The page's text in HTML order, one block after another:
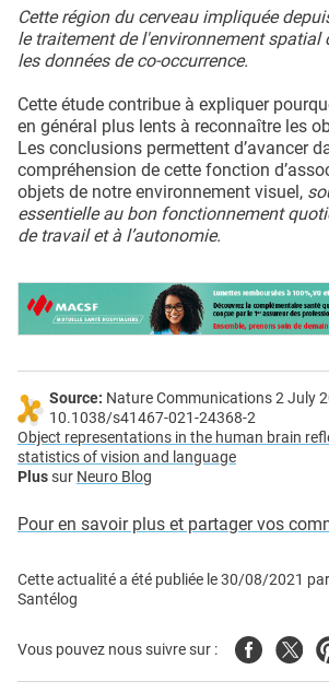
Cette région du cerveau impliquée
le traitement de l'environnement spatial
les données de co-occurrence.
Cette étude contribue à expliquer
en général plus lents à reconnaître les
Les conclusions permettent d’avancer
compréhension de cette fonction
objets de notre environnement visuel,
essentielle au bon fonctionnement
de travail et à l’autonomie.
Source: Nature Communications 2 July
10.1038/s41467-021-24368-2
Object representations in the human brain
statistics of vision and language
Plussur Neuro Blog
Pour en savoir plus et partager vos
Cette actualité a été publiée le30/08/2021 par
Santélog
Vous pouvez nous suivre sur : FacebookTwitter